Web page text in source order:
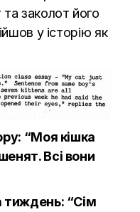
заколот його
у історію як
“Моя кішка
Всі вони
тиждень: “Сім